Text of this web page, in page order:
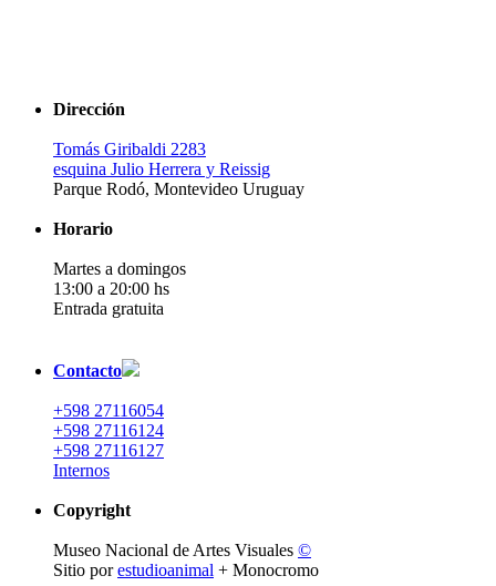
Dirección
Tomás Giribaldi 2283
esquina Julio Herrera y Reissig
Parque Rodó, Montevideo Uruguay
Horario
Martes a domingos
13:00 a 20:00 hs
Entrada gratuita
Contacto
+598 27116054
+598 27116124
+598 27116127
Internos
Copyright
Museo Nacional de Artes Visuales ©
Sitio porestudioanimal + Monocromo